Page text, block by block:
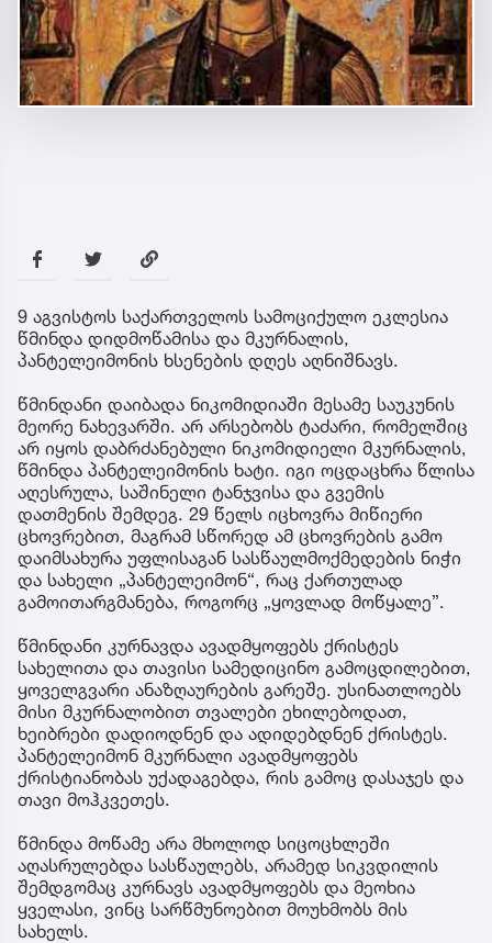
9 აგვისტოს საქართველოს სამოციქულო ეკლესია
წმინდა დიდმოწამისა და მკურნალის,
პანტელეიმონის ხსენების დღეს აღნიშნავს.
წმინდანი დაიბადა ნიკომიდიაში მესამე საუკუნის
მეორე ნახევარში. არ არსებობს ტაძარი, რომელშიც
არ იყოს დაბრძანებული ნიკომიდიელი მკურნალის,
წმინდა პანტელეიმონის ხატი. იგი ოცდაცხრა წლისა
აღესრულა, საშინელი ტანჯვისა და გვემის
დათმენის შემდეგ. 29 წელს იცხოვრა მიწიერი
ცხოვრებით, მაგრამ სწორედ ამ ცხოვრების გამო
დაიმსახურა უფლისაგან სასწაულმოქმედების ნიჭი
და სახელი „პანტელეიმონ“, რაც ქართულად
გამოითარგმანება, როგორც „ყოვლად მოწყალე”.
წმინდანი კურნავდა ავადმყოფებს ქრისტეს
სახელითა და თავისი სამედიცინო გამოცდილებით,
ყოველგვარი ანაზღაურების გარეშე. უსინათლოებს
მისი მკურნალობით თვალები ეხილებოდათ,
ხეიბრები დადიოდნენ და ადიდებდნენ ქრისტეს.
პანტელეიმონ მკურნალი ავადმყოფებს
ქრისტიანობას უქადაგებდა, რის გამოც დასაჯეს და
თავი მოჰკვეთეს.
წმინდა მოწამე არა მხოლოდ სიცოცხლეში
აღასრულებდა სასწაულებს, არამედ სიკვდილის
შემდგომაც კურნავს ავადმყოფებს და მეოხია
ყველასი, ვინც სარწმუნოებით მოუხმობს მის
სახელს.